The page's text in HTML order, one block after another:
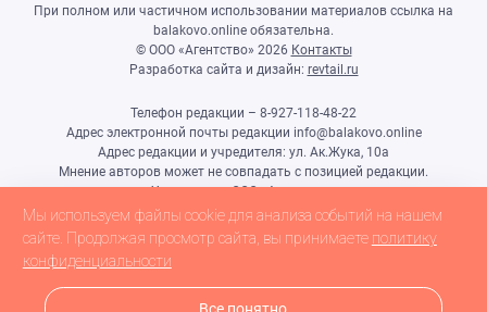
При полном или частичном использовании материалов ссылка на
balakovo.online обязательна.
© ООО «Агентство» 2026 Контакты
Разработка сайта и дизайн: revtail.ru
Телефон редакции – 8-927-118-48-22
Адрес электронной почты редакции info@balakovo.online
Адрес редакции и учредителя: ул. Ак.Жука, 10а
Мнение авторов может не совпадать с позицией редакции.
Учредитель: ООО «Агентство»
Гл.редактор Ивлиева Н.Н.
Настоящий ресурс может содержать материалы 18+
Мы используем файлы cookie для анализа событий на нашем
сайте. Продолжая просмотр сайта, вы принимаете политику
конфиденциальности